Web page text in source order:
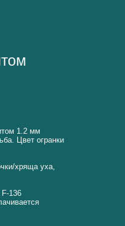
1.2 мм
Цвет огранки
хряща уха,
136